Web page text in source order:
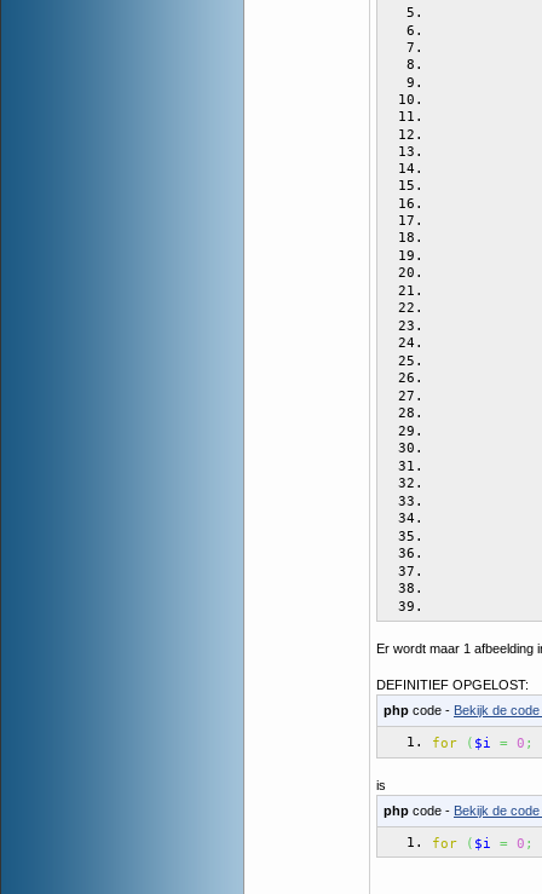
Er wordt maar 1 afbeelding
DEFINITIEF OPGELOST:
php code - Bekijk de
for ( $i = 0 ;
is
php code - Bekijk de
for ( $i = 0 ;